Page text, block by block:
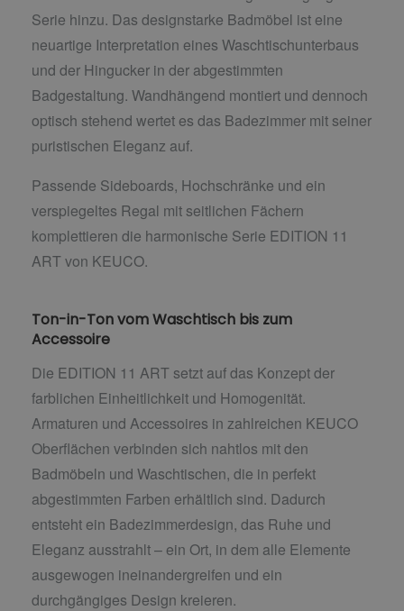
Serie hinzu. Das designstarke Badmöbel ist eine
neuartige Interpretation eines Waschtischunterbaus
und der Hingucker in der abgestimmten
Badgestaltung. Wandhängend montiert und dennoch
optisch stehend wertet es das Badezimmer mit seiner
puristischen Eleganz auf.
Passende Sideboards, Hochschränke und ein
verspiegeltes Regal mit seitlichen Fächern
komplettieren die harmonische Serie EDITION 11
ART von KEUCO.
Ton-in-Ton vom Waschtisch bis zum
Accessoire
Die EDITION 11 ART setzt auf das Konzept der
farblichen Einheitlichkeit und Homogenität.
Armaturen und Accessoires in zahlreichen KEUCO
Oberflächen verbinden sich nahtlos mit den
Badmöbeln und Waschtischen, die in perfekt
abgestimmten Farben erhältlich sind. Dadurch
entsteht ein Badezimmerdesign, das Ruhe und
Eleganz ausstrahlt – ein Ort, in dem alle Elemente
ausgewogen ineinandergreifen und ein
durchgängiges Design kreieren.